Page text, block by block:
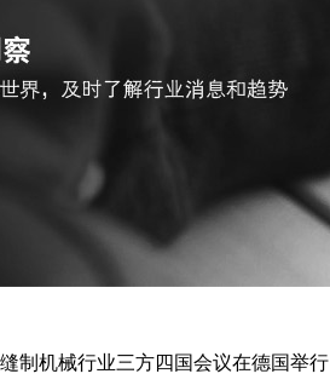
缝制机械行业三方四国会议在德国举行